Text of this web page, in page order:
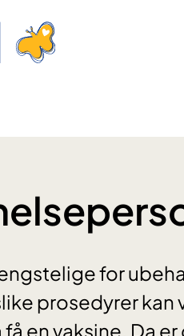
for
prosedyrer
en vaksine. Da